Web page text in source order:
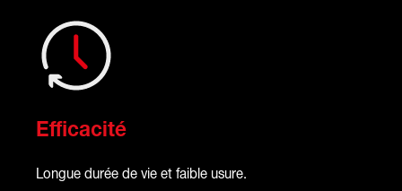
Efficacité
Longue durée de vie et faible usure.